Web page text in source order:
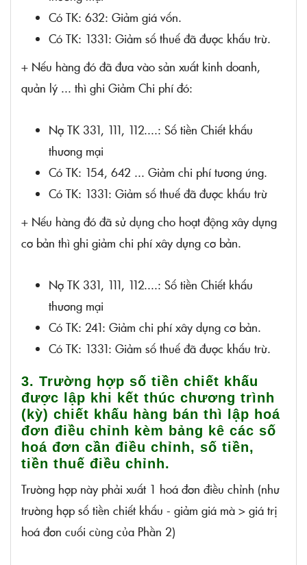
Có TK: 632: Giảm giá vốn.
Có TK: 1331: Giảm số thuế đã được khấu trừ.
+ Nếu hàng đó đã đưa vào sản xuất kinh doanh,
quản lý ... thì ghi Giảm Chi phí đó:
Nợ TK 331, 111, 112....: Số tiền Chiết khấu
thương mại
Có TK: 154, 642 ... Giảm chi phí tương ứng.
Có TK: 1331: Giảm số thuế đã được khấu trừ
+ Nếu hàng đó đã sử dụng cho hoạt động xây dựng
cơ bản thì ghi giảm chi phí xây dựng cơ bản.
Nợ TK 331, 111, 112....: Số tiền Chiết khấu
thương mại
Có TK: 241: Giảm chi phí xây dựng cơ bản.
Có TK: 1331: Giảm số thuế đã được khấu trừ.
3. Trường hợp số tiền chiết khấu
được lập khi kết thúc chương trình
(kỳ) chiết khấu hàng bán thì lập hoá
đơn điều chỉnh kèm bảng kê các số
hoá đơn cần điều chỉnh, số tiền,
tiền thuế điều chỉnh.
Trường hợp này phải xuất 1 hoá đơn điều chỉnh (như
trường hợp số tiền chiết khấu - giảm giá mà > giá trị
hoá đơn cuối cùng của Phần 2)